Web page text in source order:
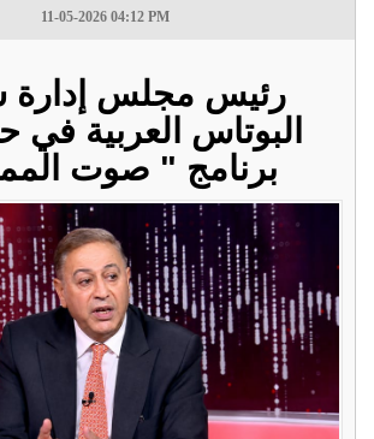
11-05-2026 04:12 PM
رئيس مجلس إدارة
البوتاس العربية في
برنامج " صوت